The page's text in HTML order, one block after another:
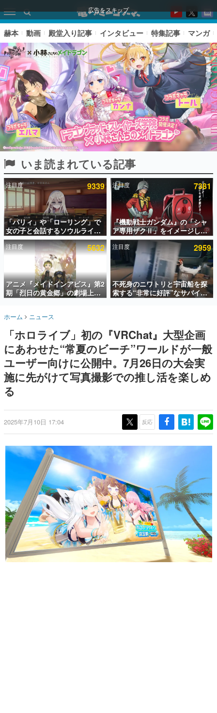
広告をスキップ
ピックアップ
電ファミのいま読まれている記事ランキング
アプリセール情報
インタビュー
連載・特集一覧
殿堂入り記事
SNS拡散数が数千以上！ ページビュー数万以上！ などな
ど。多くの人々に読まれた、電ファミ渾身の“殿堂入り”記
事をまとめました。
名作ゲームクリエイターの方々に製作時のエピソードをお
きます。
赫本
この物語を解いてはいけない。『赫本』は、〈試験問題〉
の形をした短編ホラー小説集です。
ゲーム世代の作家たち
ゲームに多大な影響を受けた作家さんに取材し、ゲームが
画です。
日本モバイルゲーム産業史
日本のモバイルゲーム史における主要なトピック・タイト
ルを網羅するほか、開発者へのインタビューや識者による
解説を掲載。約20年の歴史が一望できる決定版！
若ゲのいたり〜ゲームクリエイターの青春〜
『うつヌケ』『ペンと箸』等で知られるマンガ家・田中圭
一先生によるゲーム業界レポートマンガです。
なんでゲームは面白い？
ゲーム開発者・hamatsu氏がゲームの魅力を画面や操作の
具体的な形から解き明かしていく、硬派で骨太な評論連載
赫本 動画 殿堂入り記事 インタビュー 特集記事 マンガ
いま読まれている記事
注目度 9339
「パリィ」や「ローリング」で
女の子と会話するソウルライク
恋愛ゲーム『小早川さんはソウ
ルライク』無料公開。返事に失
敗すると「YOU DIED」
注目度 7381
『機動戦士ガンダム』の「シャ
ア専用ザクⅡ」をイメージした
散水ホースリールが予約開始。
本体にはシャアのパーソナルマ
ークやジオン公国軍のエンブレ
ム、型式番号などを配置
注目度 5632
アニメ『メイドインアビス』第2
期「烈日の黄金郷」の劇場上映
が決定！レグ役・伊瀬茉莉也さ
注目度 2959
不死身のニワトリと宇宙船を探
索する“非常に好評”なサバイバ
ルゲーム『Breathedge』が無
ホーム ニュース
「ホロライブ」初の『VRChat』大型企画
にあわせた“常夏のビーチ”ワールドが一般
ユーザー向けに公開中。7月26日の大会実
施に先がけて写真撮影での推し活を楽しめ
る
2025年7月10日 17:04 反応